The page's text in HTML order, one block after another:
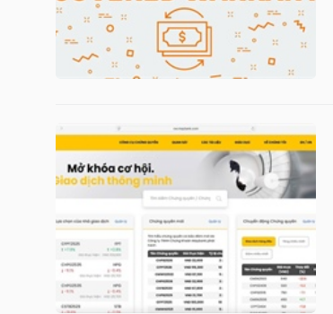
PHIẾU
SINH
TRÁI
PHIẾU